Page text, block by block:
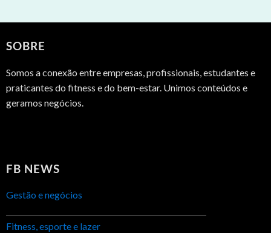
SOBRE
Somos a conexão entre empresas, profissionais, estudantes e
praticantes do fitness e do bem-estar. Unimos conteúdos e
geramos negócios.
FB NEWS
Gestão e negócios
Fitness, esporte e lazer